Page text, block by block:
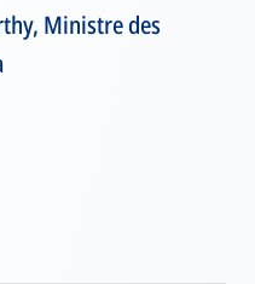
Ministre des